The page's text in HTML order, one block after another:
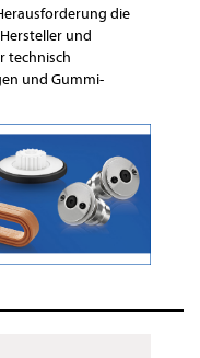
die
und
technisch
und Gummi-